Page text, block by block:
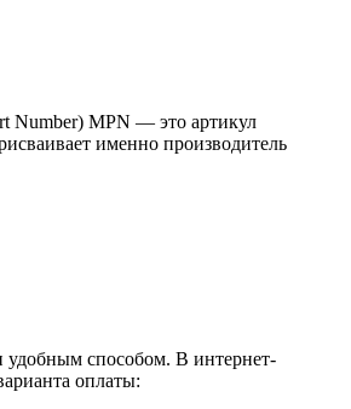
Number) MPN — это артикул
именно производитель
удобным способом. В интернет-
оплаты: